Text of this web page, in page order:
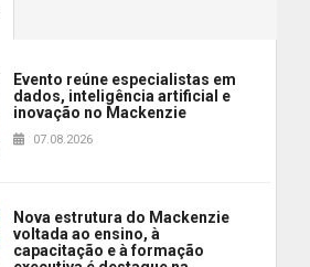
Evento reúne especialistas em
dados, inteligência artificial e
inovação no Mackenzie
07.08.2026
Nova estrutura do Mackenzie
voltada ao ensino, à
capacitação e à formação